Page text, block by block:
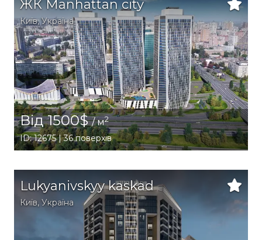
ЖК Manhattan city
Київ,Україна
Від 1500$/ м2
ID: 12675 | 36 поверхів
Lukyanivskyy kaskad
Київ, Україна